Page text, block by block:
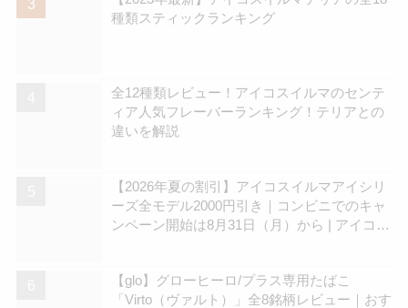
種類スティックランキング
全12種類レビュー！アイコスイルマのセンテ
ィア人気フレーバーランキング！テリアとの
違いを解説
【2026年夏の割引】アイコスイルマアイシリ
ーズ全モデル2000円引き｜コンビニでのキャ
ンペーン開始は8月31日（月）から | アイコス
【glo】グローヒーロ/プラス専用たばこ
「Virto（ヴァルト）」全8銘柄レビュー｜おす